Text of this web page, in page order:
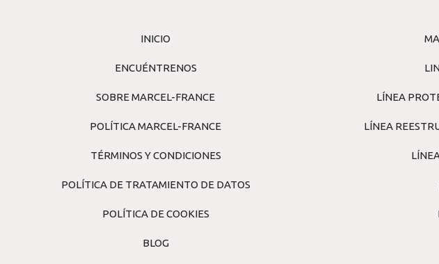
INICIO
ENCUÉNTRENOS
SOBRE MARCEL-FRANCE
POLÍTICA MARCEL-FRANCE
TÉRMINOS Y CONDICIONES
POLÍTICA DE TRATAMIENTO DE DATOS
POLÍTICA DE COOKIES
BLOG
LÍNEA
LÍNEA